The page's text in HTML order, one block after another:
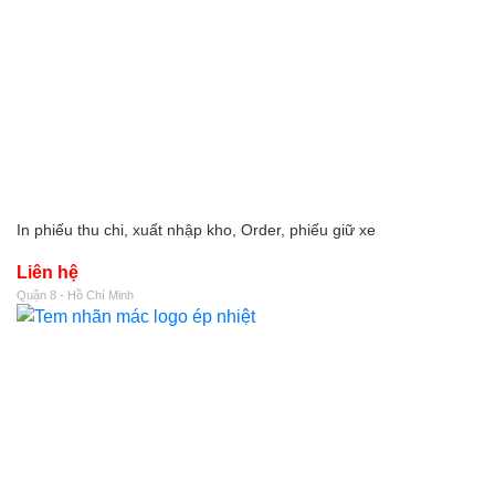
In phiếu thu chi, xuất nhập kho, Order, phiếu giữ xe
Liên hệ
Quận 8 - Hồ Chí Minh